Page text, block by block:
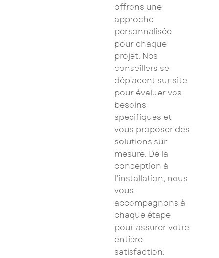
offrons une
approche
personnalisée
pour chaque
projet. Nos
conseillers se
déplacent sur site
pour évaluer vos
besoins
spécifiques et
vous proposer des
solutions sur
mesure. De la
conception à
l’installation, nous
vous
accompagnons à
chaque étape
pour assurer votre
entière
satisfaction.